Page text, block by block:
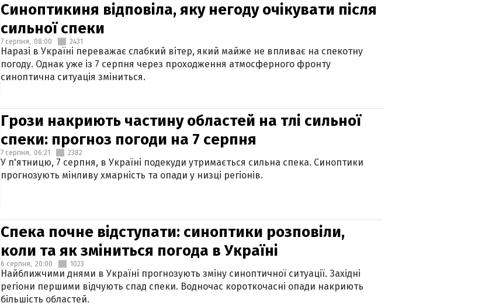
Синоптикиня відповіла, яку негоду очікувати після
сильної спеки
7 серпня, 08:00 2431
Наразі в Україні переважає слабкий вітер, який майже не впливає на спекотну
погоду. Однак уже із 7 серпня через проходження атмосферного фронту
синоптична ситуація зміниться.
Грози накриють частину областей на тлі сильної
спеки: прогноз погоди на 7 серпня
7 серпня, 06:21 2382
У п'ятницю, 7 серпня, в Україні подекуди утримається сильна спека. Синоптики
прогнозують мінливу хмарність та опади у низці регіонів.
Спека почне відступати: синоптики розповіли,
коли та як зміниться погода в Україні
6 серпня, 20:00 1023
Найближчими днями в Україні прогнозують зміну синоптичної ситуації. Західні
регіони першими відчують спад спеки. Водночас короткочасні опади накриють
більшість областей.